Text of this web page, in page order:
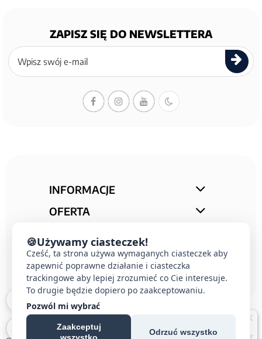
ZAPISZ SIĘ DO NEWSLETTERA
Zapisz
się
newslettera
INFORMACJE
OFERTA
KONTAKT
🍪Używamy ciasteczek!
Cześć, ta strona używa wymaganych ciasteczek aby
zapewnić poprawne działanie i ciasteczka
trackingowe aby lepiej zrozumieć co Cie interesuje.
To drugie będzie dopiero po zaakceptowaniu.
Pozwól mi wybrać
Zaakceptuj
Odrzuć wszystko